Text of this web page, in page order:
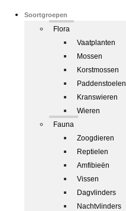
Soortgroepen
Flora
Vaatplanten
Mossen
Korstmossen
Paddenstoelen
Kranswieren
Wieren
Fauna
Zoogdieren
Reptielen
Amfibieën
Vissen
Dagvlinders
Nachtvlinders